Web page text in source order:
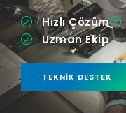
Hızlı Çözüm
Uzman Ekip
TEKNIK DESTEK